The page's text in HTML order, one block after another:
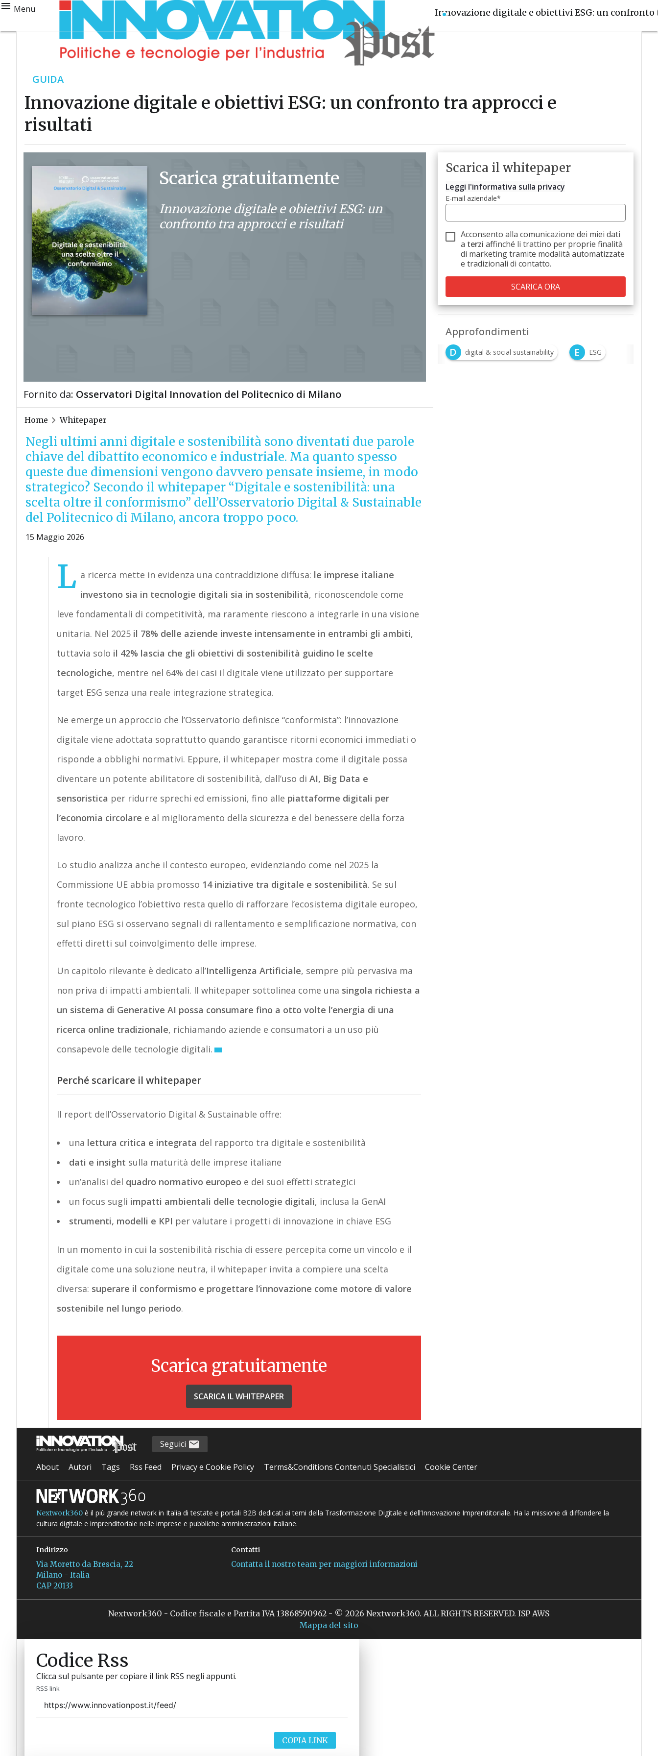
Menu Innovazione digitale e obiettivi ESG: un
GUIDA
Innovazione digitale e obiettivi ESG: un confronto tra approcci e
risultati
Scarica gratuitamente
Innovazione digitale e obiettivi ESG: un
confronto tra approcci e risultati
Fornito da: Osservatori Digital Innovation del Politecnico di Milano
Home Whitepaper
Negli ultimi anni digitale e sostenibilità sono diventati due parole
chiave del dibattito economico e industriale. Ma quanto spesso
queste due dimensioni vengono davvero pensate insieme, in modo
strategico? Secondo il whitepaper “Digitale e sostenibilità: una
scelta oltre il conformismo” dell’Osservatorio Digital & Sustainable
del Politecnico di Milano, ancora troppo poco.
15 Maggio 2026
L a ricerca mette in evidenza una contraddizione diffusa: le imprese italiane
investono sia in tecnologie digitali sia in sostenibilità, riconoscendole come
leve fondamentali di competitività, ma raramente riescono a integrarle in una visione
unitaria. Nel 2025 il 78% delle aziende investe intensamente in entrambi gli ambiti,
tuttavia solo il 42% lascia che gli obiettivi di sostenibilità guidino le scelte
tecnologiche, mentre nel 64% dei casi il digitale viene utilizzato per supportare
target ESG senza una reale integrazione strategica.
Ne emerge un approccio che l’Osservatorio definisce “conformista”: l’innovazione
digitale viene adottata soprattutto quando garantisce ritorni economici immediati o
risponde a obblighi normativi. Eppure, il whitepaper mostra come il digitale possa
diventare un potente abilitatore di sostenibilità, dall’uso di AI, Big Data e
sensoristica per ridurre sprechi ed emissioni, fino alle piattaforme digitali per
l’economia circolare e al miglioramento della sicurezza e del benessere della forza
lavoro.
Lo studio analizza anche il contesto europeo, evidenziando come nel 2025 la
Commissione UE abbia promosso 14 iniziative tra digitale e sostenibilità. Se sul
fronte tecnologico l’obiettivo resta quello di rafforzare l’ecosistema digitale europeo,
sul piano ESG si osservano segnali di rallentamento e semplificazione normativa, con
effetti diretti sul coinvolgimento delle imprese.
Un capitolo rilevante è dedicato all’Intelligenza Artificiale, sempre più pervasiva ma
non priva di impatti ambientali. Il whitepaper sottolinea come una singola richiesta a
un sistema di Generative AI possa consumare fino a otto volte l’energia di una
ricerca online tradizionale, richiamando aziende e consumatori a un uso più
consapevole delle tecnologie digitali.
Perché scaricare il whitepaper
Il report dell’Osservatorio Digital & Sustainable offre:
una lettura critica e integrata del rapporto tra digitale e sostenibilità
dati e insight sulla maturità delle imprese italiane
un’analisi del quadro normativo europeo e dei suoi effetti strategici
un focus sugli impatti ambientali delle tecnologie digitali, inclusa la GenAI
strumenti, modelli e KPI per valutare i progetti di innovazione in chiave ESG
In un momento in cui la sostenibilità rischia di essere percepita come un vincolo e il
digitale come una soluzione neutra, il whitepaper invita a compiere una scelta
diversa: superare il conformismo e progettare l’innovazione come motore di valore
sostenibile nel lungo periodo.
Scarica gratuitamente
SCARICA IL WHITEPAPER
Scarica il whitepaper
Leggi l'informativa sulla privacy
E-mail aziendale*
Acconsento alla comunicazione dei miei dati
a terzi affinché li trattino per proprie finalità
di marketing tramite modalità automatizzate
e tradizionali di contatto.
Approfondimenti
D
digital & social sustainability E ESG
Seguici
About Autori Tags Rss Feed Privacy e Cookie Policy Terms&Conditions Contenuti Specialistici Cookie Center
Nextwork360è il più grande network in Italia di testate e portali B2B dedicati ai temi della Trasformazione Digitale e dell’Innovazione Imprenditoriale. Ha la missione di diffondere la
cultura digitale e imprenditoriale nelle imprese e pubbliche amministrazioni italiane.
Indirizzo
Via Moretto da Brescia, 22
Milano - Italia
CAP 20133
Contatti
Contatta il nostro team per maggiori informazioni
Nextwork360 - Codice fiscale e Partita IVA 13868590962 - © 2026 Nextwork360. ALL RIGHTS RESERVED. ISP AWS
Mappa del sito
Codice Rss
Clicca sul pulsante per copiare il link RSS negli appunti.
RSS link
COPIA LINK